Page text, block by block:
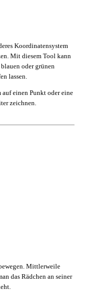
Koordinatensystem
Mit diesem Tool kann
oder grünen
lassen.
auf einen Punkt oder eine
zeichnen.
Mittlerweile
das Rädchen an seiner